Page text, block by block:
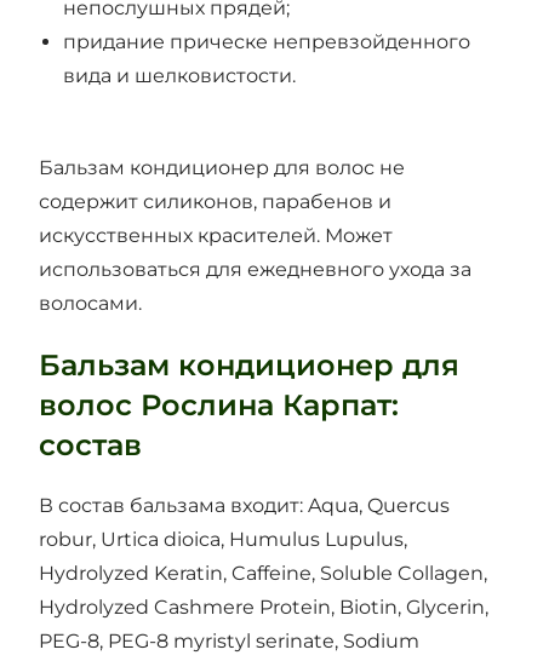
непослушных прядей;
придание прическе непревзойденного
вида и шелковистости.
Бальзам кондиционер для волос не
содержит силиконов, парабенов и
искусственных красителей. Может
использоваться для ежедневного ухода за
волосами.
Бальзам кондиционер для
волос Рослина Карпат:
состав
В состав бальзама входит: Aqua, Quercus
robur, Urtica dioica, Humulus Lupulus,
Hydrolyzed Keratin, Caffeine, Soluble Collagen,
Hydrolyzed Cashmere Protein, Biotin, Glycerin,
PEG-8, PEG-8 myristyl serinate, Sodium